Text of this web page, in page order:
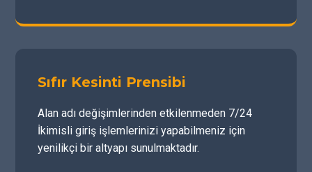
Sıfır Kesinti Prensibi
Alan adı değişimlerinden etkilenmeden 7/24
İkimisli giriş işlemlerinizi yapabilmeniz için
yenilikçi bir altyapı sunulmaktadır.